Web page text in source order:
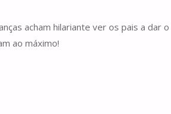
acham hilariante ver os pais a dar
ao máximo!